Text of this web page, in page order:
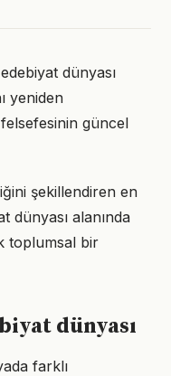
dünyası
yeniden
güncel
şekillendiren en
dünyası alanında
toplumsal bir
dünyası
farklı